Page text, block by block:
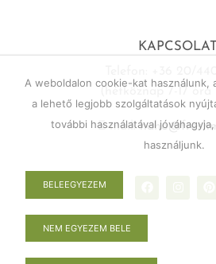
KAPCSOLAT
(hétköznap 7-17
E-mail:
A weboldalon cookie-kat használunk,
a lehető legjobb szolgáltatások
további használatával
használjunk.
BELEEGYEZEM
NEM EGYEZEM BELE